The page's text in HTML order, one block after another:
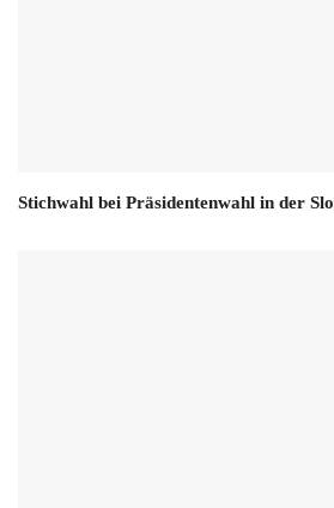
Stichwahl bei Präsidentenwahl in der